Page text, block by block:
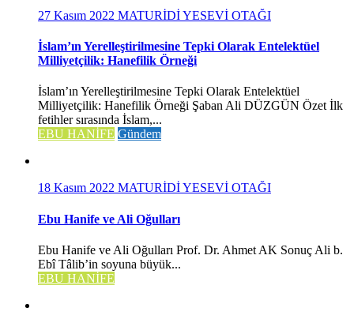
27 Kasım 2022 MATURİDİ YESEVİ OTAĞI
İslam’ın Yerelleştirilmesine Tepki Olarak Entelektüel
Milliyetçilik: Hanefilik Örneği
İslam’ın Yerelleştirilmesine Tepki Olarak Entelektüel
Milliyetçilik: Hanefilik Örneği Şaban Ali DÜZGÜN Özet İlk
fetihler sırasında İslam,...
EBU HANİFE Gündem
18 Kasım 2022 MATURİDİ YESEVİ OTAĞI
Ebu Hanife ve Ali Oğulları
Ebu Hanife ve Ali Oğulları Prof. Dr. Ahmet AK Sonuç Ali b.
Ebî Tâlib’in soyuna büyük...
EBU HANİFE